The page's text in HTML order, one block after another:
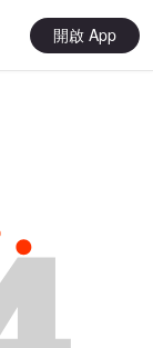
開啟 App